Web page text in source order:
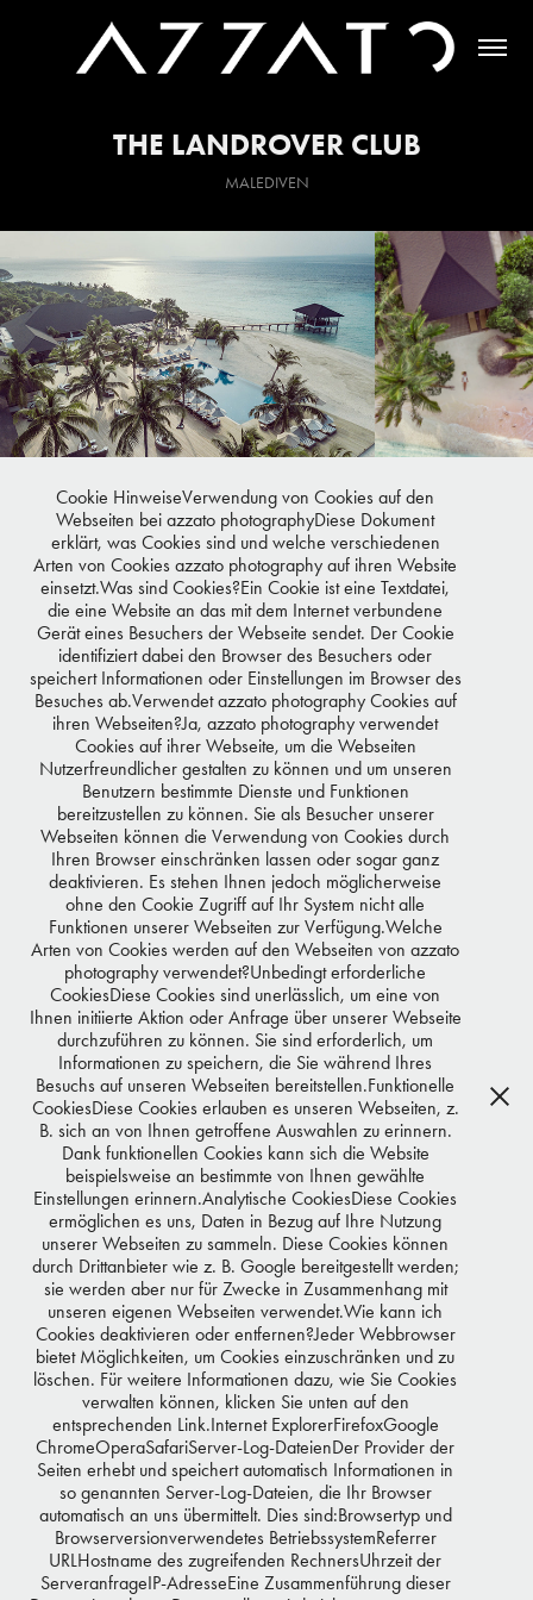
THE LANDROVER CLUB
MALEDIVEN
You may also like
BUNTE
Cookie HinweiseVerwendung von Cookies auf den
Webseiten bei azzato photographyDiese Dokument
erklärt, was Cookies sind und welche verschiedenen
Arten von Cookies azzato photography auf ihren Website
einsetzt.Was sind Cookies?Ein Cookie ist eine Textdatei,
die eine Website an das mit dem Internet verbundene
Gerät eines Besuchers der Webseite sendet. Der Cookie
identifiziert dabei den Browser des Besuchers oder
speichert Informationen oder Einstellungen im Browser des
Besuches ab.Verwendet azzato photography Cookies auf
ihren Webseiten?Ja, azzato photography verwendet
Cookies auf ihrer Webseite, um die Webseiten
Nutzerfreundlicher gestalten zu können und um unseren
Benutzern bestimmte Dienste und Funktionen
bereitzustellen zu können. Sie als Besucher unserer
Webseiten können die Verwendung von Cookies durch
Ihren Browser einschränken lassen oder sogar ganz
deaktivieren. Es stehen Ihnen jedoch möglicherweise
ohne den Cookie Zugriff auf Ihr System nicht alle
Funktionen unserer Webseiten zur Verfügung.Welche
Arten von Cookies werden auf den Webseiten von azzato
photography verwendet?Unbedingt erforderliche
CookiesDiese Cookies sind unerlässlich, um eine von
Ihnen initiierte Aktion oder Anfrage über unserer Webseite
durchzuführen zu können. Sie sind erforderlich, um
Informationen zu speichern, die Sie während Ihres
Besuchs auf unseren Webseiten bereitstellen.Funktionelle
CookiesDiese Cookies erlauben es unseren Webseiten, z.
B. sich an von Ihnen getroffene Auswahlen zu erinnern.
Dank funktionellen Cookies kann sich die Website
beispielsweise an bestimmte von Ihnen gewählte
Einstellungen erinnern.Analytische CookiesDiese Cookies
ermöglichen es uns, Daten in Bezug auf Ihre Nutzung
unserer Webseiten zu sammeln. Diese Cookies können
durch Drittanbieter wie z. B. Google bereitgestellt werden;
sie werden aber nur für Zwecke in Zusammenhang mit
unseren eigenen Webseiten verwendet.Wie kann ich
Cookies deaktivieren oder entfernen?Jeder Webbrowser
bietet Möglichkeiten, um Cookies einzuschränken und zu
löschen. Für weitere Informationen dazu, wie Sie Cookies
verwalten können, klicken Sie unten auf den
entsprechenden Link.Internet ExplorerFirefoxGoogle
ChromeOperaSafariServer-Log-DateienDer Provider der
Seiten erhebt und speichert automatisch Informationen in
so genannten Server-Log-Dateien, die Ihr Browser
automatisch an uns übermittelt. Dies sind:Browsertyp und
Browserversionverwendetes BetriebssystemReferrer
URLHostname des zugreifenden RechnersUhrzeit der
ServeranfrageIP-AdresseEine Zusammenführung dieser